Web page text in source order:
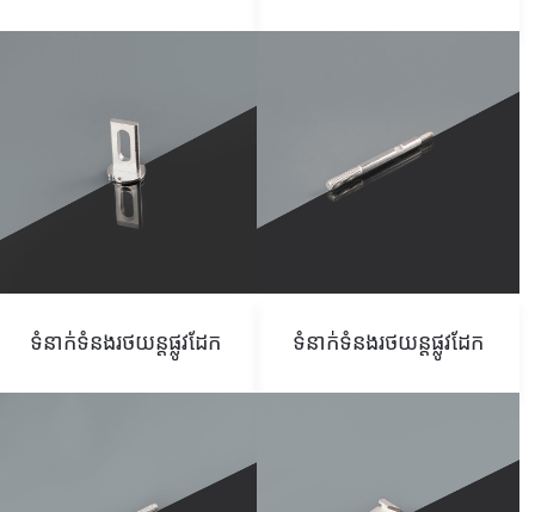
ទំនាក់ទំនងរថយន្តផ្លូវដែក ទំនាក់ទំនងរថយន្តផ្លូវដែក